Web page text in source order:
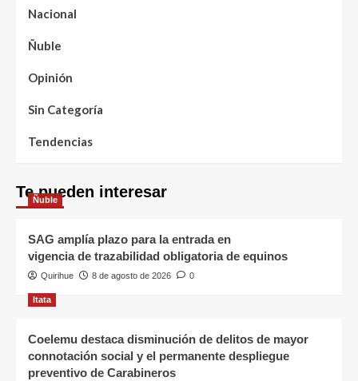
Nacional
Ñuble
Opinión
Sin Categoría
Tendencias
Te pueden interesar
Ñuble
SAG amplía plazo para la entrada en
vigencia de trazabilidad obligatoria de equinos
Quirihue 8 de agosto de 2026 0
Itata
Coelemu destaca disminución de delitos de mayor
connotación social y el permanente despliegue
preventivo de Carabineros